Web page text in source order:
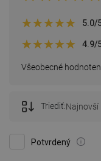
Všeobecné
5.0/
4.9/
Potvrdený
Triediť:Najnovší